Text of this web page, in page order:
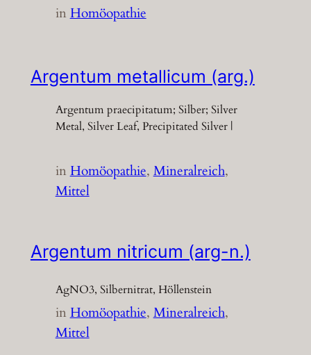
inHomöopathie
Argentum metallicum (arg.)
Argentum praecipitatum; Silber; Silver
Metal, Silver Leaf, Precipitated Silver |
inHomöopathie, Mineralreich
Mittel
Argentum nitricum (arg-n.)
AgNO3, Silbernitrat, Höllenstein
inHomöopathie, Mineralreich
Mittel